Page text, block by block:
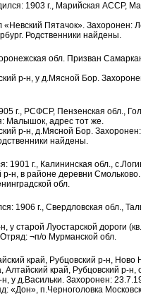
1903 г., Марийская АССР,
Пятачок». Захоронен:
Родственники найдены.
обл. Призван
р-н, у д.Мясной Бор.
г., РСФСР, Пензенская обл.,
Малышок, адрес тот же.
р-н, д.Мясной Бор.
найдены.
1901 г., Калининская обл.,
н, в районе деревни
обл.
1906 г., Свердловская обл.,
у старой Луостарской дороги
¬п/о Мурманской обл.
край, Рубцовский р-н,
край, Рубцовский р-н,
у д.Васильки. Захоронен:
«Дон», п.Черноголовка